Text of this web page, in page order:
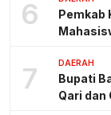
6
Pemkab
7 DAERAH
Bupati
Qari dan